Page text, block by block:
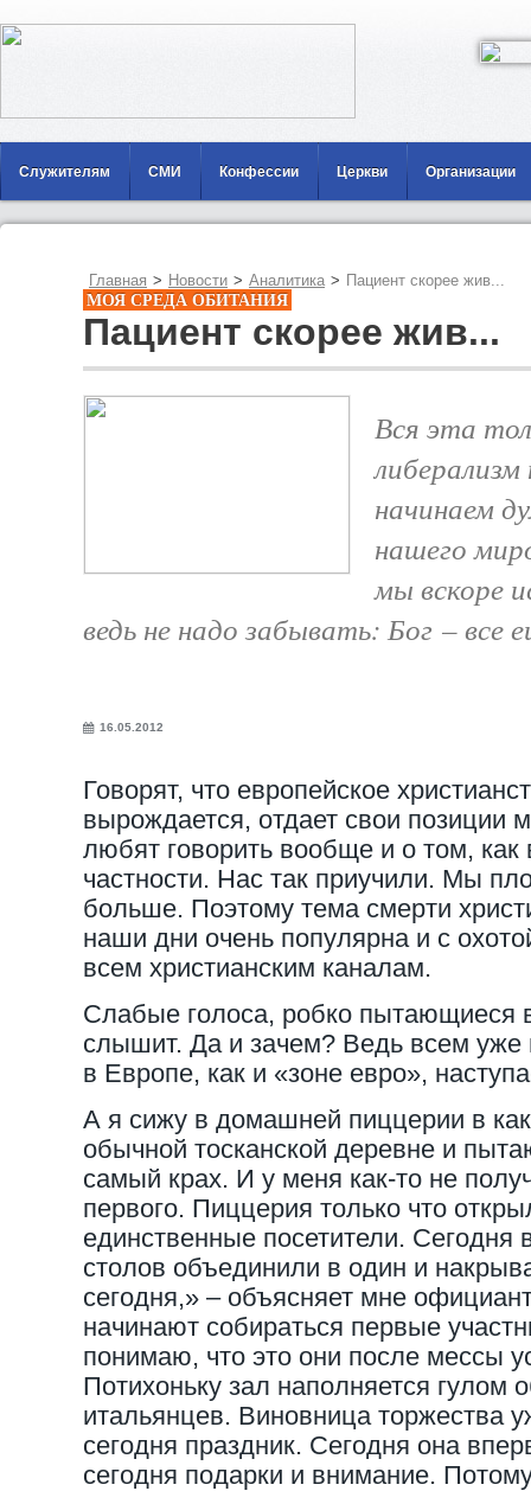
Служителям СМИ Конфессии Церкви Организации
Главная > Новости > Аналитика > Пациент скорее жив...
МОЯ СРЕДА ОБИТАНИЯ
Пациент скорее жив...
Вся эта
начинаем
нашего
мы вскоре
ведь не надо забывать: Бог – все
16.05.2012
Говорят, что европейское
вырождается, отдает свои позиции
любят говорить вообще и о том, как
частности. Нас так приучили. Мы
больше. Поэтому тема смерти
наши дни очень популярна и с
всем христианским каналам.
Слабые голоса, робко пытающиеся
слышит. Да и зачем? Ведь всем уже
в Европе, как и «зоне евро»,
А я сижу в домашней пиццерии в
обычной тосканской деревне и
самый крах. И у меня как-то не
первого. Пиццерия только что
единственные посетители. Сегодня
столов объединили в один и
сегодня,» – объясняет мне
начинают собираться первые
понимаю, что это они после мессы
Потихоньку зал наполняется
итальянцев. Виновница торжества
сегодня праздник. Сегодня она
сегодня подарки и внимание.